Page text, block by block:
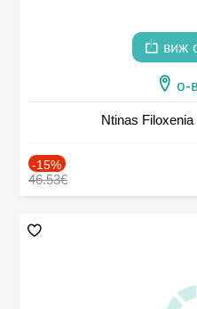
виж
о-
Ntinas Filoxenia
-15%
46.53€